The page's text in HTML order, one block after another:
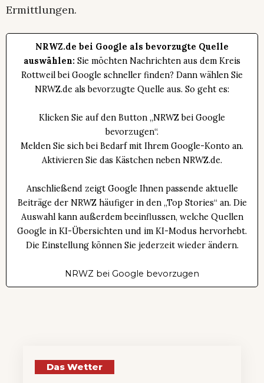
Ermittlungen.
NRWZ.de bei Google als bevorzugte Quelle
auswählen: Sie möchten Nachrichten aus dem Kreis
Rottweil bei Google schneller finden? Dann wählen Sie
NRWZ.de als bevorzugte Quelle aus. So geht es:
Klicken Sie auf den Button „NRWZ bei Google
bevorzugen“.
Melden Sie sich bei Bedarf mit Ihrem Google-Konto an.
Aktivieren Sie das Kästchen neben NRWZ.de.
Anschließend zeigt Google Ihnen passende aktuelle
Beiträge der NRWZ häufiger in den „Top Stories“ an. Die
Auswahl kann außerdem beeinflussen, welche Quellen
Google in KI-Übersichten und im KI-Modus hervorhebt.
Die Einstellung können Sie jederzeit wieder ändern.
NRWZ bei Google bevorzugen
Das Wetter